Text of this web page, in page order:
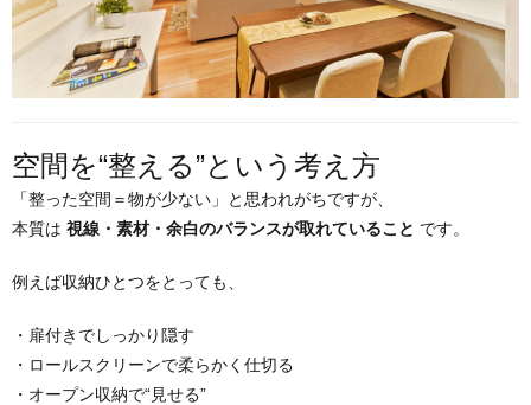
空間を“整える”という考え方
「整った空間＝物が少ない」と思われがちですが、
本質は 視線・素材・余白のバランスが取れていること です。
例えば収納ひとつをとっても、
・扉付きでしっかり隠す
・ロールスクリーンで柔らかく仕切る
・オープン収納で“見せる”